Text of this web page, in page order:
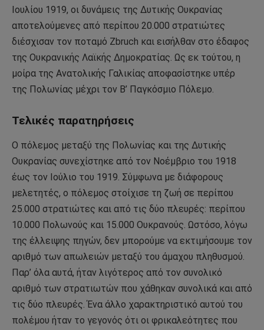
Ιουλίου 1919, οι δυνάμεις της Δυτικής Ουκρανίας
αποτελούμενες από περίπου 20.000 στρατιώτες
διέσχισαν τον ποταμό Zbruch και εισήλθαν στο έδαφος
της Ουκρανικής Λαϊκής Δημοκρατίας. Ως εκ τούτου, η
μοίρα της Ανατολικής Γαλικίας αποφασίστηκε υπέρ
της Πολωνίας μέχρι τον Β’ Παγκόσμιο Πόλεμο.
Τελικές παρατηρήσεις
Ο πόλεμος μεταξύ της Πολωνίας και της Δυτικής
Ουκρανίας συνεχίστηκε από τον Νοέμβριο του 1918
έως τον Ιούλιο του 1919. Σύμφωνα με διάφορους
μελετητές, ο πόλεμος στοίχισε τη ζωή σε περίπου
25.000 στρατιώτες και από τις δύο πλευρές: περίπου
10.000 Πολωνούς και 15.000 Ουκρανούς. Ωστόσο, λόγω
της έλλειψης πηγών, δεν μπορούμε να εκτιμήσουμε τον
αριθμό των απωλειών μεταξύ του άμαχου πληθυσμού.
Παρ’ όλα αυτά, ήταν λιγότερος από τον συνολικό
αριθμό των στρατιωτών που χάθηκαν συνολικά και από
τις δύο πλευρές. Ένα άλλο χαρακτηριστικό αυτού του
πολέμου ήταν το γεγονός ότι οι φρικαλεότητες που